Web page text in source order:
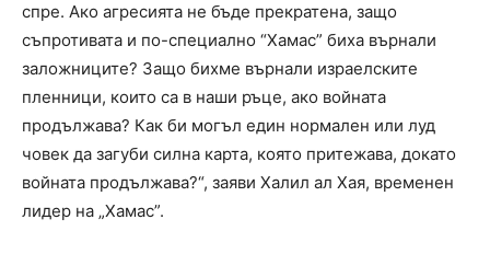
спре. Ако агресията не бъде прекратена, защо
съпротивата и по-специално “Хамас” биха върнали
заложниците? Защо бихме върнали израелските
пленници, които са в наши ръце, ако войната
продължава? Как би могъл един нормален или луд
човек да загуби силна карта, която притежава, докато
войната продължава?“, заяви Халил ал Хая, временен
лидер на „Хамас”.